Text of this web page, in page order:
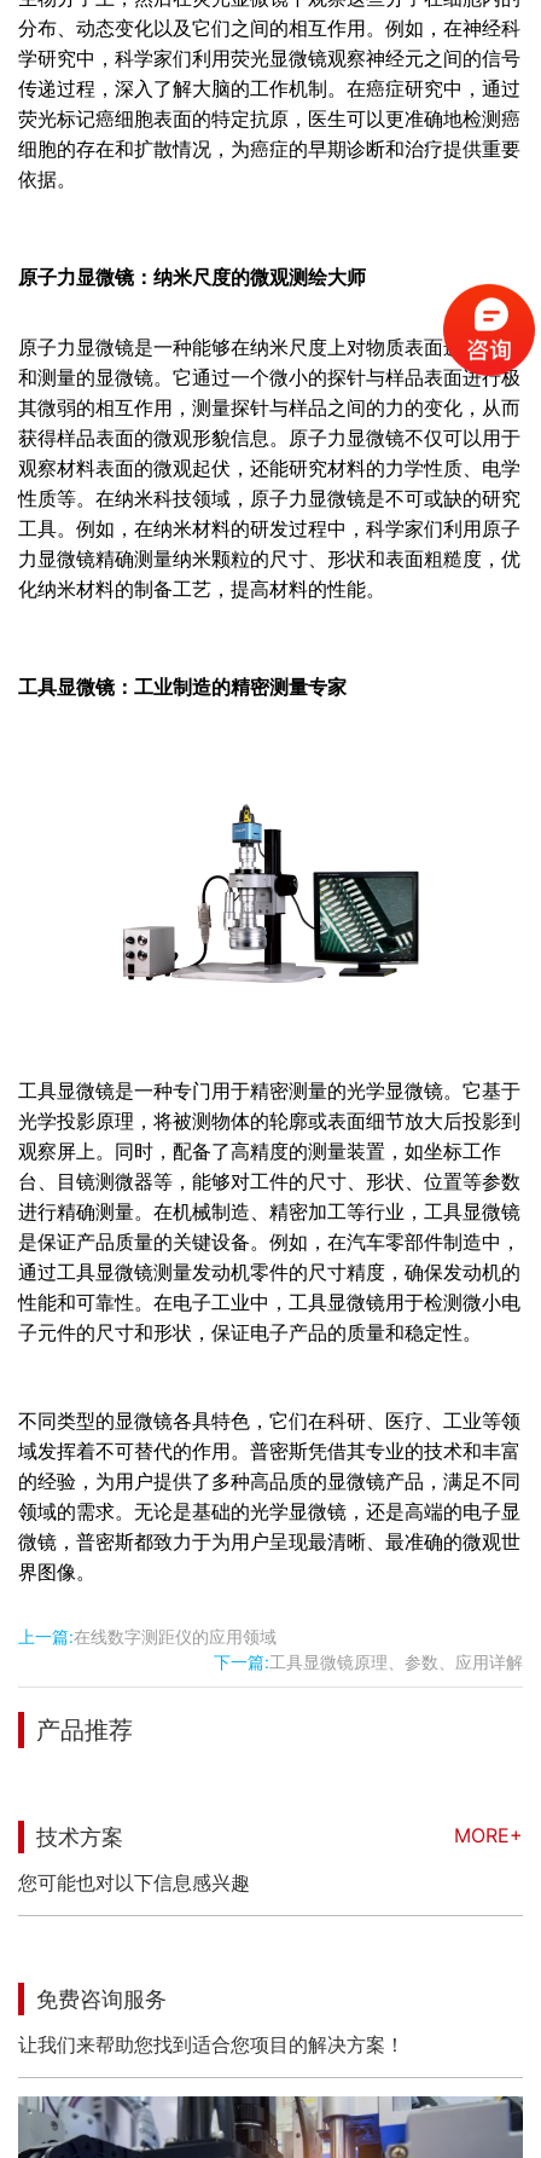
分布、动态变化以及它们之间的相互作用。例如，在神经科
学研究中，科学家们利用荧光显微镜观察神经元之间的信号
传递过程，深入了解大脑的工作机制。在癌症研究中，通过
荧光标记癌细胞表面的特定抗原，医生可以更准确地检测癌
细胞的存在和扩散情况，为癌症的早期诊断和治疗提供重要
依据。
原子力显微镜：纳米尺度的微观测绘大师
原子力显微镜是一种能够在纳米尺度上对物质表面进行成像
和测量的显微镜。它通过一个微小的探针与样品表面进行极
其微弱的相互作用，测量探针与样品之间的力的变化，从而
获得样品表面的微观形貌信息。原子力显微镜不仅可以用于
观察材料表面的微观起伏，还能研究材料的力学性质、电学
性质等。在纳米科技领域，原子力显微镜是不可或缺的研究
工具。例如，在纳米材料的研发过程中，科学家们利用原子
力显微镜精确测量纳米颗粒的尺寸、形状和表面粗糙度，优
化纳米材料的制备工艺，提高材料的性能。
工具显微镜：工业制造的精密测量专家
工具显微镜是一种专门用于精密测量的光学显微镜。它基于
光学投影原理，将被测物体的轮廓或表面细节放大后投影到
观察屏上。同时，配备了高精度的测量装置，如坐标工作
台、目镜测微器等，能够对工件的尺寸、形状、位置等参数
进行精确测量。在机械制造、精密加工等行业，工具显微镜
是保证产品质量的关键设备。例如，在汽车零部件制造中，
通过工具显微镜测量发动机零件的尺寸精度，确保发动机的
性能和可靠性。在电子工业中，工具显微镜用于检测微小电
子元件的尺寸和形状，保证电子产品的质量和稳定性。
不同类型的显微镜各具特色，它们在科研、医疗、工业等领
域发挥着不可替代的作用。普密斯凭借其专业的技术和丰富
的经验，为用户提供了多种高品质的显微镜产品，满足不同
领域的需求。无论是基础的光学显微镜，还是高端的电子显
微镜，普密斯都致力于为用户呈现最清晰、最准确的微观世
界图像。
上一篇:在线数字测距仪的应用领域
下一篇:工具显微镜原理、参数、应用详解
产品推荐
技术方案
MORE+
您可能也对以下信息感兴趣
免费咨询服务
让我们来帮助您找到适合您项目的解决方案！